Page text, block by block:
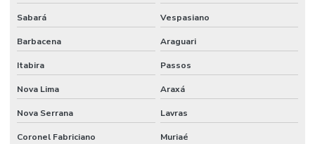
Manutenção corporativa
Manutenção De Edifícios
Manutenção De Espaços E Limpeza Segura
Manutenção De Iluminação De Edifícios
Sabará Vespasiano
Barbacena Araguari
Itabira Passos
Nova Lima Araxá
Nova Serrana Lavras
Coronel Fabriciano Muriaé